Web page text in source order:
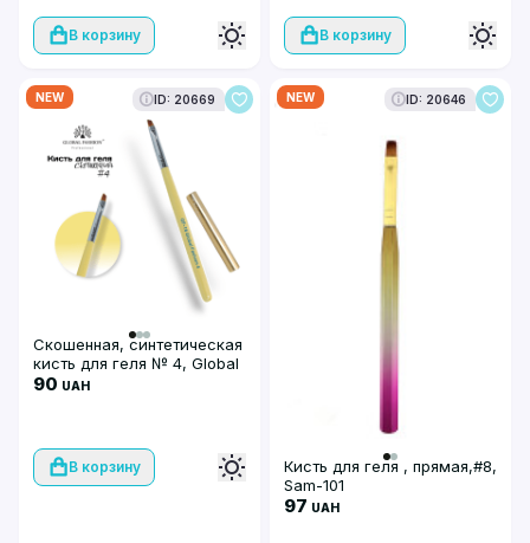
В корзину В корзину
NEW ID: 20669
Скошенная, синтетическая
кисть для геля № 4, Global
Fashion, GF-16-4-yellow
90 UAH
В корзину
NEW ID: 20646
Кисть для геля , прямая,#8,
Sam-101
97 UAH